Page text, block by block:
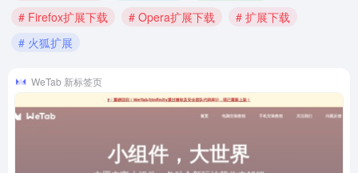
# Firefox扩展下载
# Opera扩展下载
# 扩展下载
# 火狐扩展
WeTab 新标签页